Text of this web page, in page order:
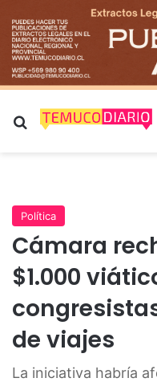
Buscar por
Política
Cámara
$1.000
de viajes
La iniciativa habría